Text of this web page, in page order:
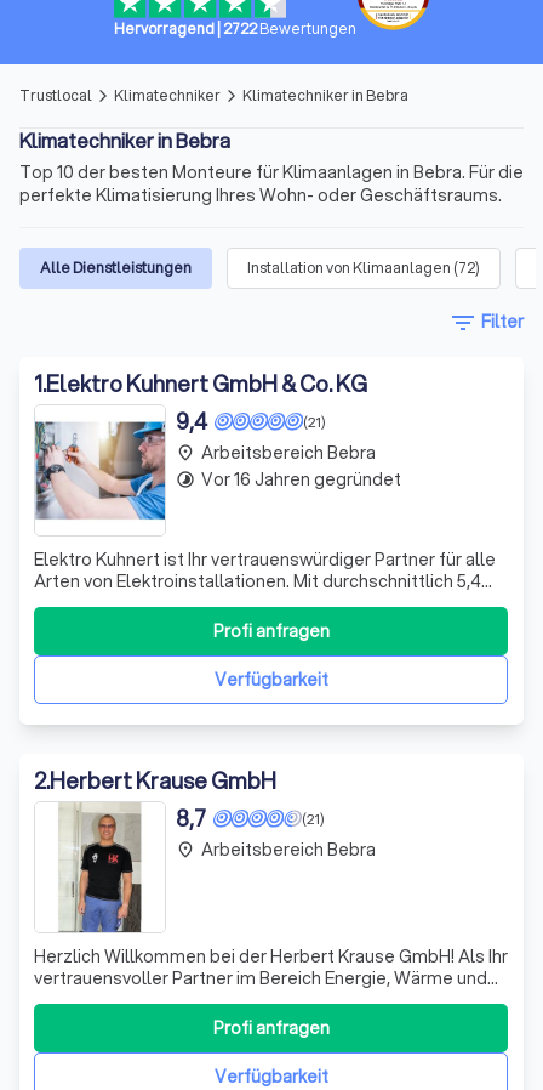
Hervorragend| 2722 Bewertungen
Trustlocal arrow_forward_ios Klimatechniker arrow_forward_ios Klimatechniker in Bebra
Klimatechniker in Bebra
Top 10 der besten Monteure für Klimaanlagen in Bebra. Für die
perfekte Klimatisierung Ihres Wohn- oder Geschäftsraums.
Alle Dienstleistungen Installation von Klimaanlagen (72)
filter_list Filter
1.Elektro Kuhnert GmbH & Co. KG
(21)
9,4
Elektro Kuhnert ist Ihr vertrauenswürdiger Partner für alle
Arten von Elektroinstallationen. Mit durchschnittlich 5,4
Steckdosen in einem Wohnzimmer, verstehen wir die
Bedeutung einer sicheren, funktionalen und
energieeffizienten Installation. Unser Team von
erfahrenen Elektrikern ist stets bereit,
Verfügbarkeit
Profi anfragen
place Arbeitsbereich Bebra
timelapse Vor 16 Jahren gegründet
2.Herbert Krause GmbH
(21)
8,7
Herzlich Willkommen bei der Herbert Krause GmbH! Als Ihr
vertrauensvoller Partner im Bereich Energie, Wärme und
Bädergestaltung stehen wir Ihnen mit umfassender
Expertise und langjähriger Erfahrung zur Seite. Unsere
Firma, gegründet von den Brüdern Hans und Ralf Krause,
hat sich auf die Planung undVerfügbarkeit
Profi anfragen
place Arbeitsbereich Bebra